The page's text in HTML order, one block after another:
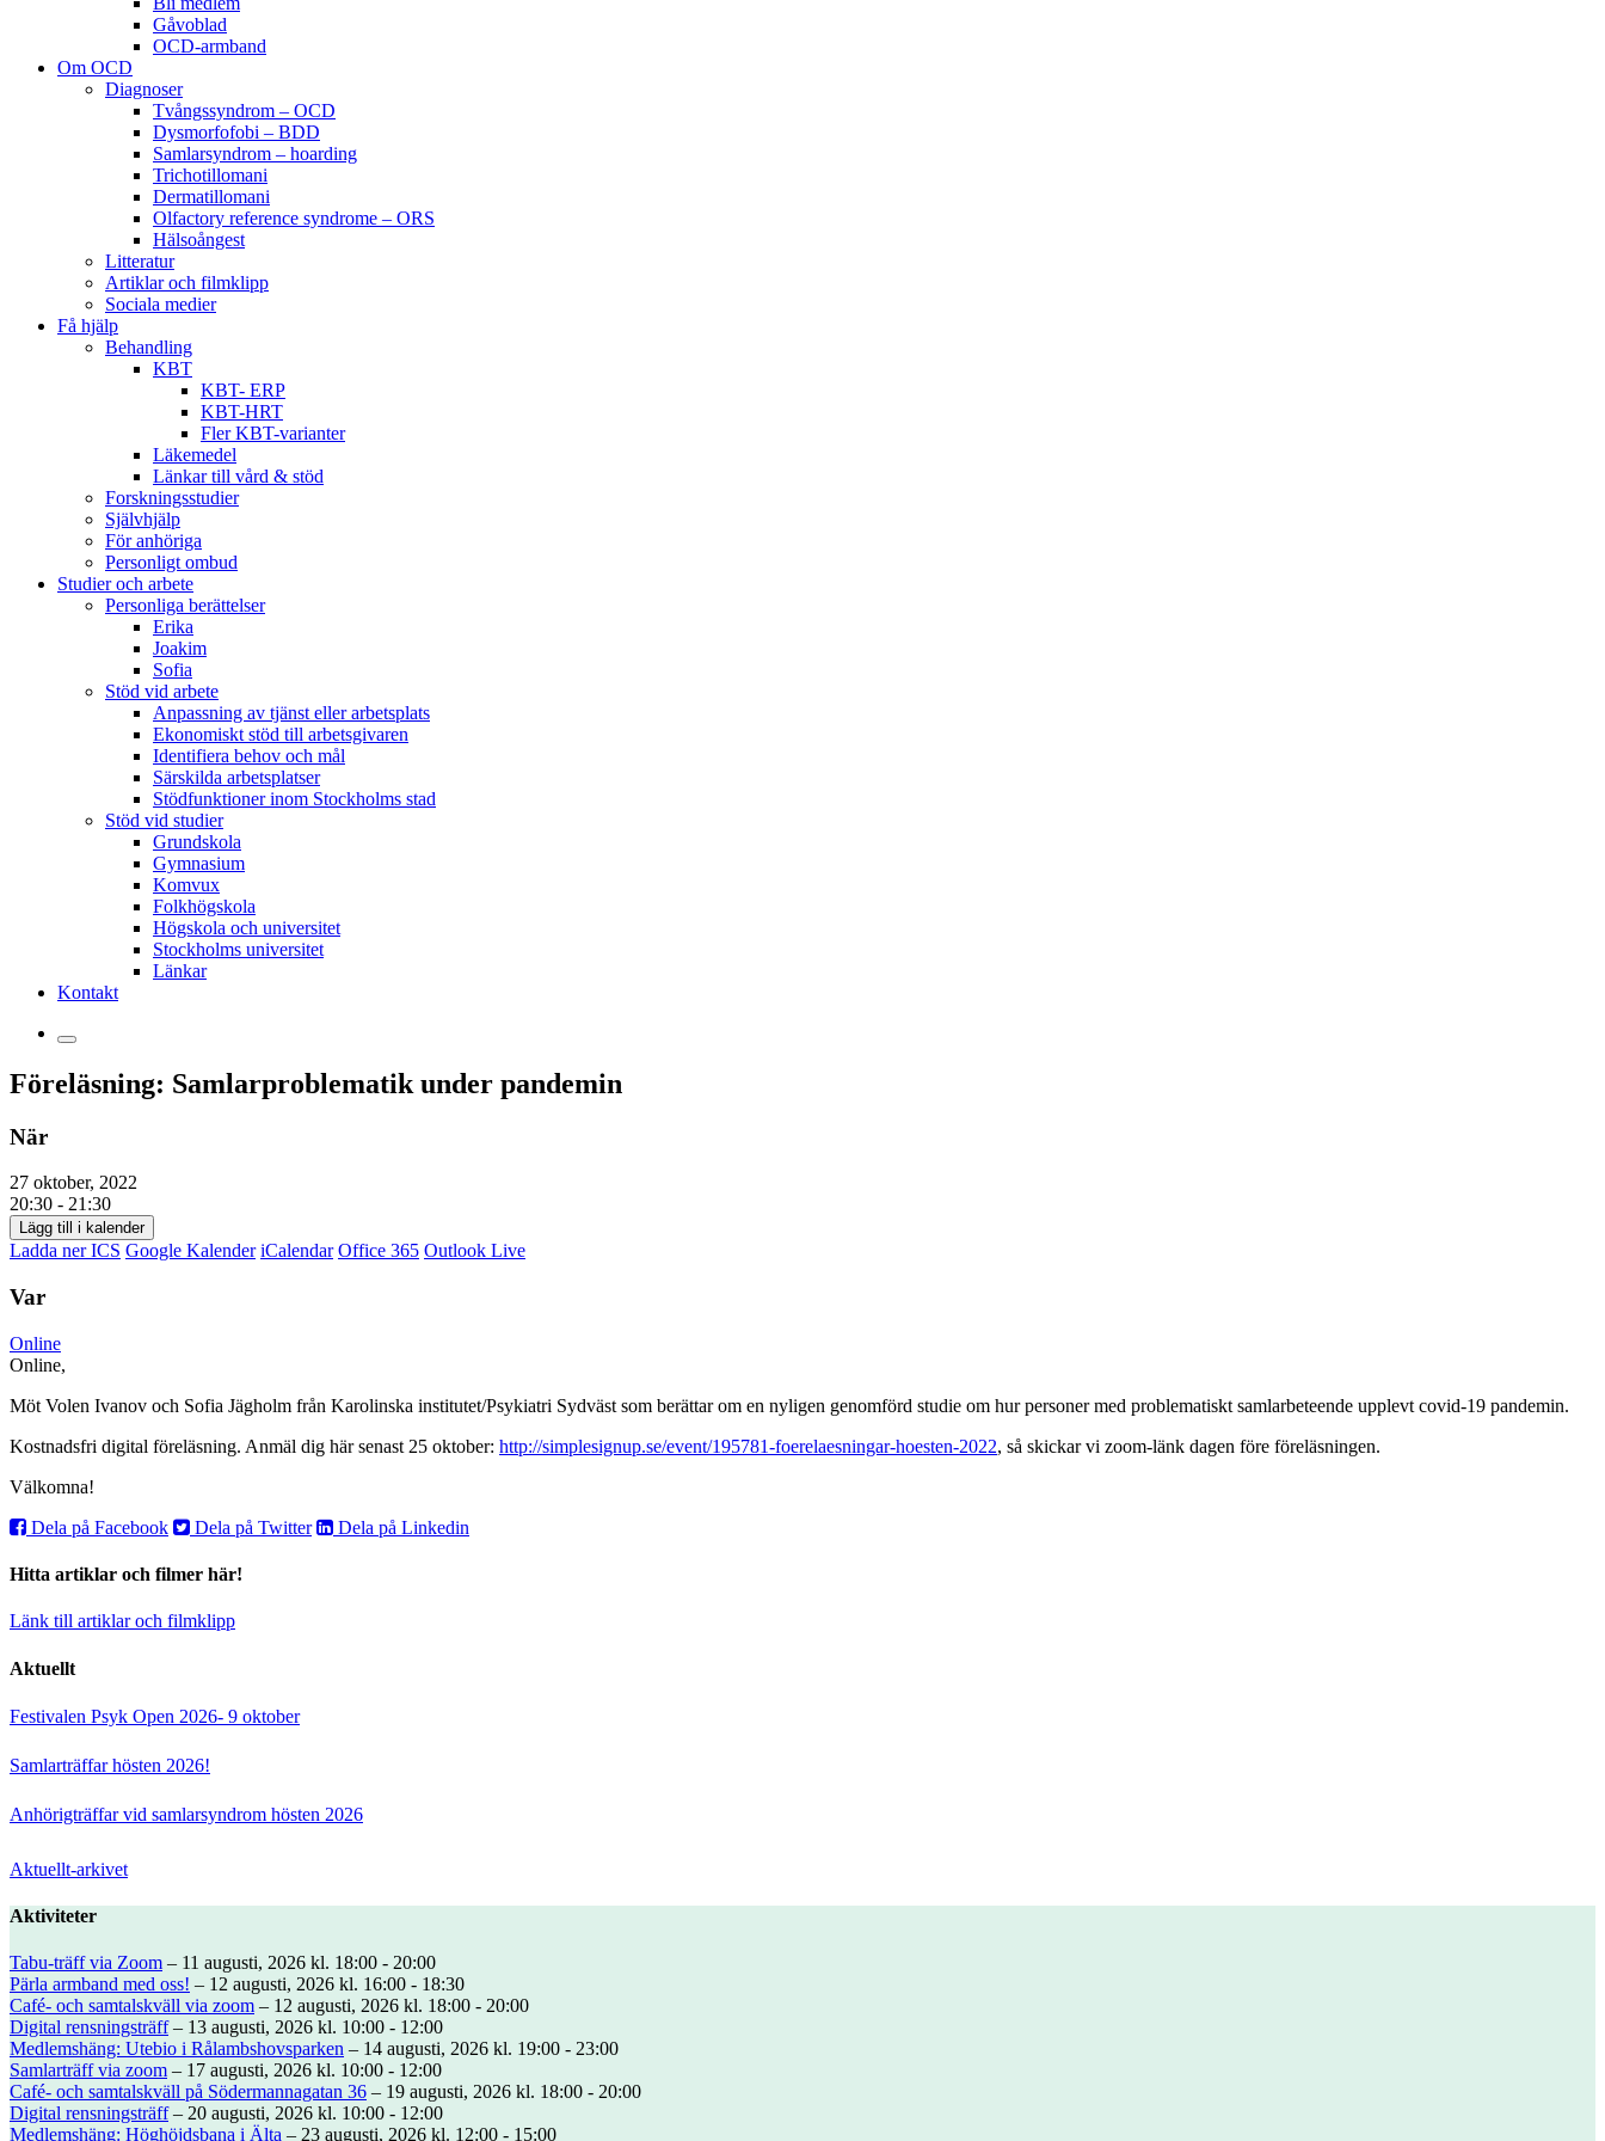
Gåvoblad
OCD-armband
Om OCD
Diagnoser
Tvångssyndrom – OCD
Dysmorfofobi – BDD
Samlarsyndrom – hoarding
Trichotillomani
Dermatillomani
Olfactory reference syndrome – ORS
Hälsoångest
Litteratur
Artiklar och filmklipp
Sociala medier
Få hjälp
Behandling
KBT
KBT- ERP
KBT-HRT
Fler KBT-varianter
Läkemedel
Länkar till vård & stöd
Forskningsstudier
Självhjälp
För anhöriga
Personligt ombud
Studier och arbete
Personliga berättelser
Erika
Joakim
Sofia
Stöd vid arbete
Anpassning av tjänst eller arbetsplats
Ekonomiskt stöd till arbetsgivaren
Identifiera behov och mål
Särskilda arbetsplatser
Stödfunktioner inom Stockholms stad
Stöd vid studier
Grundskola
Gymnasium
Komvux
Folkhögskola
Högskola och universitet
Stockholms universitet
Länkar
Kontakt
Föreläsning: Samlarproblematik under pandemin
När
27 oktober, 2022
20:30 - 21:30
Lägg till i kalender
Ladda ner ICS Google Kalender iCalendar Office 365 Outlook Live
Var
Online
Online,
Möt Volen Ivanov och Sofia Jägholm från Karolinska institutet/Psykiatri Sydväst som berättar om en nyligen genomförd studie om hur personer med problematiskt samlarbeteende upplevt covid-19 pandemin.
Kostnadsfri digital föreläsning. Anmäl dig här senast 25 oktober: http://simplesignup.se/event/195781-foerelaesningar-hoesten-2022, så skickar vi zoom-länk dagen före föreläsningen.
Välkomna!
Dela på Facebook
Dela på Twitter Dela på Linkedin
Hitta artiklar och filmer här!
Länk till artiklar och filmklipp
Aktuellt
Festivalen Psyk Open 2026- 9 oktober
Samlarträffar hösten 2026!
Anhörigträffar vid samlarsyndrom hösten 2026
Aktuellt-arkivet
Aktiviteter
Tabu-träff via Zoom – 11 augusti, 2026 kl. 18:00 - 20:00
Pärla armband med oss! – 12 augusti, 2026 kl. 16:00 - 18:30
Café- och samtalskväll via zoom – 12 augusti, 2026 kl. 18:00 - 20:00
Digital rensningsträff– 13 augusti, 2026 kl. 10:00 - 12:00
Medlemshäng: Utebio i Rålambshovsparken – 14 augusti, 2026 kl. 19:00 - 23:00
Samlarträff via zoom – 17 augusti, 2026 kl. 10:00 - 12:00
Café- och samtalskväll på Södermannagatan 36 – 19 augusti, 2026 kl. 18:00 - 20:00
Digital rensningsträff– 20 augusti, 2026 kl. 10:00 - 12:00
Medlemshäng: Höghöjdsbana i Älta – 23 augusti, 2026 kl. 12:00 - 15:00